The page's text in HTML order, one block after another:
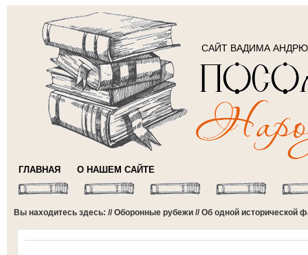
САЙТ ВАДИМА
ГЛАВНАЯ О НАШЕМ САЙТЕ
Вы находитесь здесь: //Оборонные рубежи // Об одной исторической